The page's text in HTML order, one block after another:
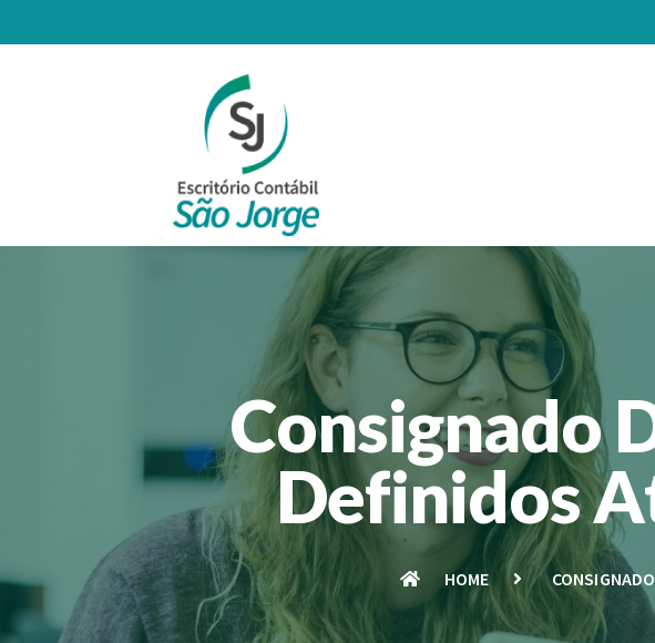
Consignado
Definidos
HOME